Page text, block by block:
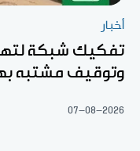
أخبار
تفكيك شبكة
وتوقيف مشتبه
07-08-2026